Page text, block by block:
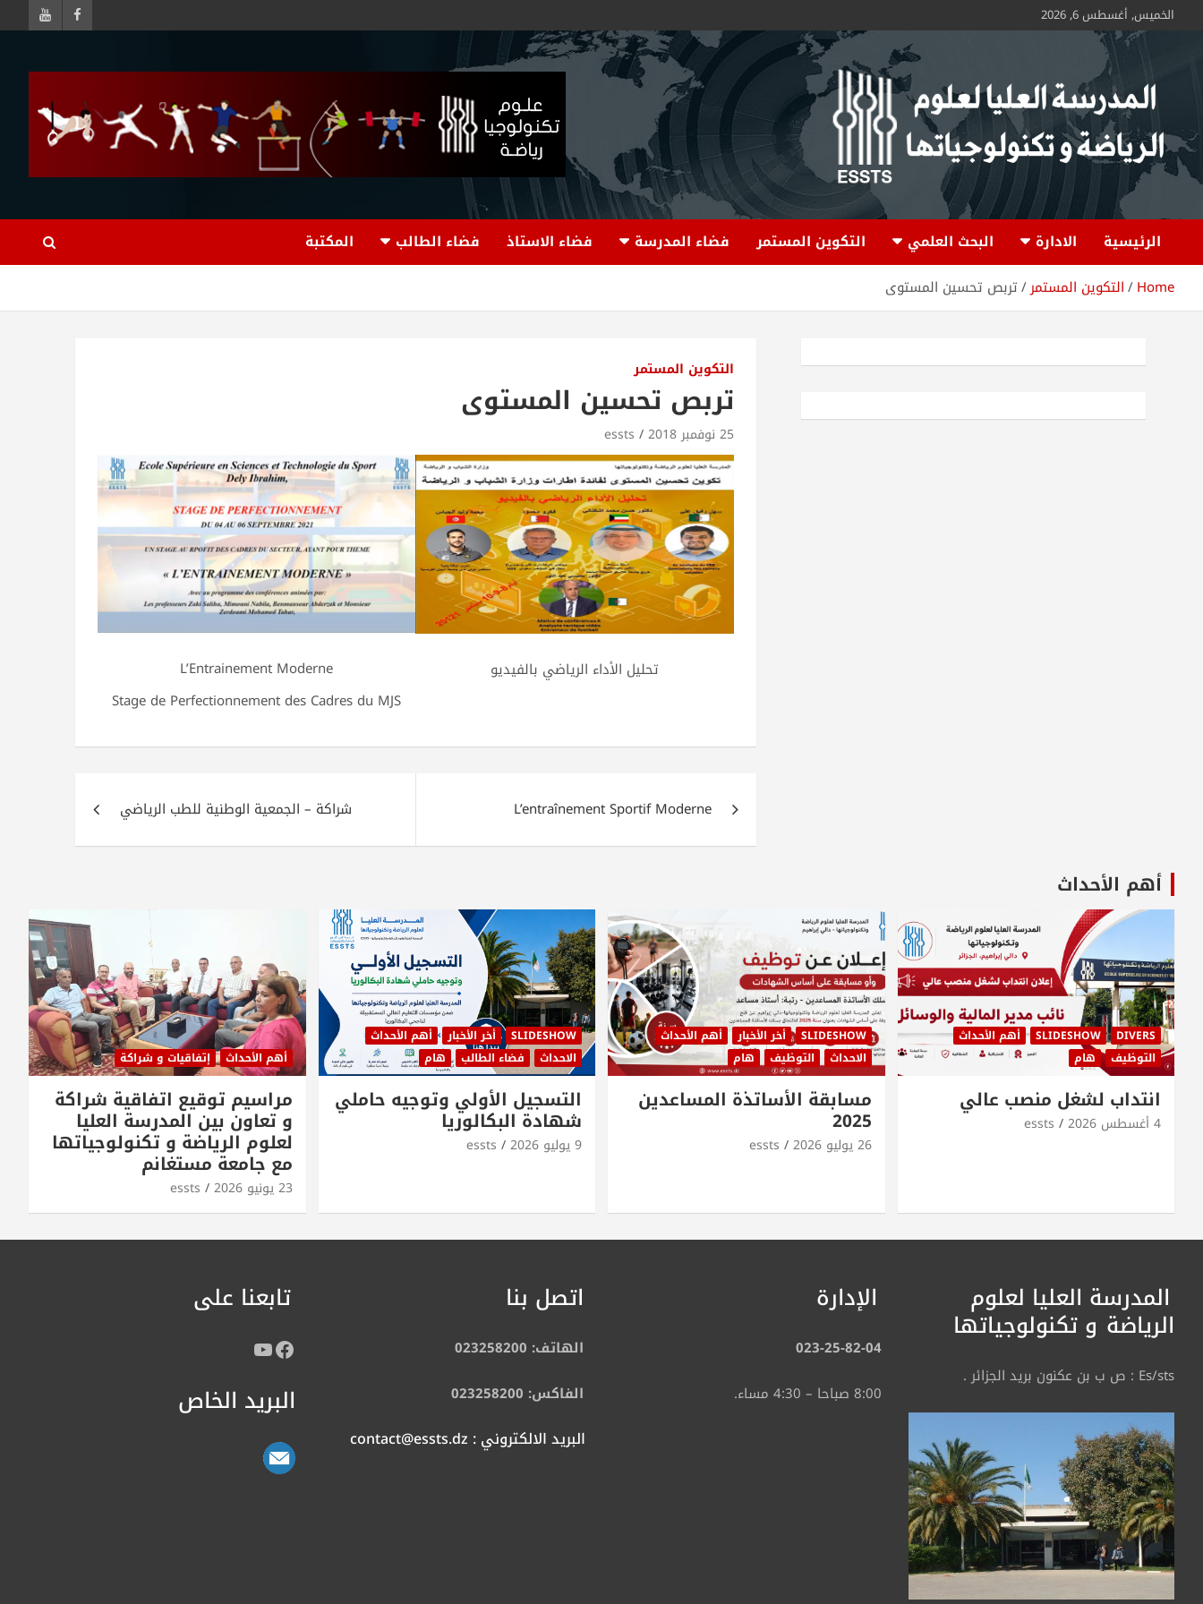
الخميس, أغسطس 6, 2026
ESSTS
الرئيسية الادارة البحث العلمي التكوين المستمر فضاء المدرسة فضاء الاستاذ فضاء الطالب
المكتبة
Home التكوين المستمر تربص تحسين المستوى
التكوين المستمر
تربص تحسين المستوى
25 نوفمبر 2018 essts
تحليل الأداء الرياضي بالفيديو
L’Entrainement Moderne
Stage de Perfectionnement des Cadres du MJS
L’entraînement Sportif Moderne شراكة – الجمعية الوطنية للطب الرياضي
أهم الأحداث
DIVERS
SLIDESHOW
أهم الأحداث
التوظيف
هام
انتداب لشغل منصب عالي
4 أغسطس 2026 essts
SLIDESHOW أخر الأخبار
أهم الأحداث
الاحداث
التوظيف هام
مسابقة الأساتذة المساعدين
2025
26 يوليو 2026 essts
SLIDESHOW أخر الأخبار
أهم الأحداث
الاحداث
فضاء الطالب هام
التسجيل الأولي وتوجيه حاملي
شهادة البكالوريا
9 يوليو 2026 essts
أهم الأحداث إتفاقيات و شراكة
مراسيم توقيع اتفاقية شراكة
و تعاون بين المدرسة العليا
لعلوم الرياضة و تكنولوجياتها
مع جامعة مستغانم
23 يونيو 2026 essts
المدرسة العليا لعلوم
الرياضة و تكنولوجياتها
Es/sts : ص ب بن عكنون بريد الجزائر .
الإدارة
023-25-82-04
8:00 صباحا – 4:30 مساء.
اتصل بنا
الهاتف: 023258200
الفاكس: 023258200
البريد الالكتروني : contact@essts.dz
تابعنا على
البريد الخاص